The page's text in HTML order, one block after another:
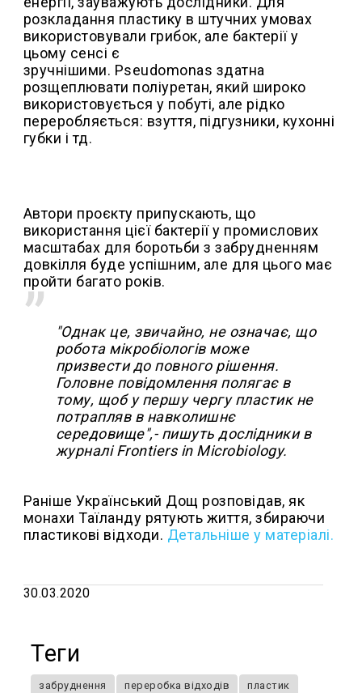
розкладання пластику в штучних умовах
використовували грибок, але бактерії у
цьому сенсі є
зручнішими. Pseudomonas здатна
розщеплювати поліуретан, який широко
використовується у побуті, але рідко
переробляється: взуття, підгузники, кухонні
губки і тд.
Автори проєкту припускають, що
використання цієї бактерії у промислових
масштабах для боротьби з забрудненням
довкілля буде успішним, але для цього має
пройти багато років.
"Однак це, звичайно, не означає, що
робота мікробіологів може
призвести до повного рішення.
Головне повідомлення полягає в
тому, щоб у першу чергу пластик не
потрапляв в навколишнє
середовище",- пишуть дослідникив
журналі Frontiers in Microbiology.
Раніше Український Дощ розповідав, як
монахи Таїланду рятують життя, збираючи
пластикові відходи. Детальніше у матеріалі.
30.03.2020
Теги
забруднення переробка відходів пластик